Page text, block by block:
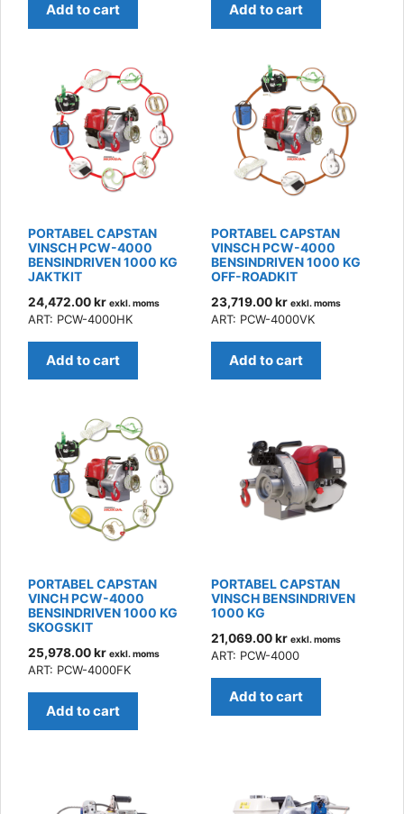
Add to cart Add to cart
PORTABEL CAPSTAN
VINSCH PCW-4000
BENSINDRIVEN 1000 KG
JAKTKIT
24,472.00kr exkl. moms
ART: PCW-4000HK
Add to cart
PORTABEL CAPSTAN
VINSCH PCW-4000
BENSINDRIVEN 1000 KG
OFF-ROADKIT
23,719.00kr exkl. moms
ART: PCW-4000VK
Add to cart
PORTABEL CAPSTAN
VINCH PCW-4000
BENSINDRIVEN 1000 KG
SKOGSKIT
25,978.00kr exkl. moms
ART: PCW-4000FK
Add to cart
PORTABEL CAPSTAN
VINSCH BENSINDRIVEN
1000 KG
21,069.00kr exkl. moms
ART: PCW-4000
Add to cart